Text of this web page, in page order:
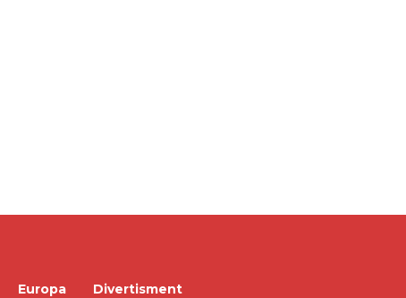
Europa
Divertisment